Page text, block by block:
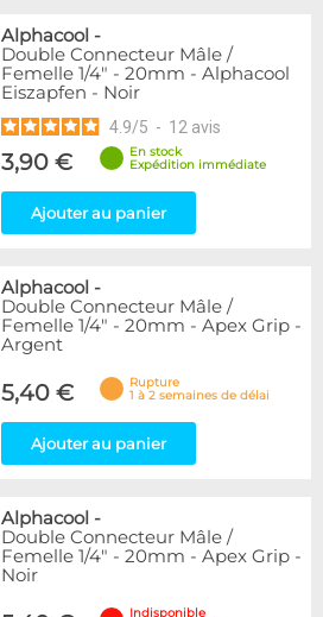
Alphacool -
Double Connecteur Mâle /
Femelle 1/4" - 20mm - Alphacool
Eiszapfen - Noir
4.9/5 - 12 avis
3,90 €
En stock
Expédition immédiate
Ajouter au panier
Alphacool -
Double Connecteur Mâle /
Femelle 1/4" - 20mm - Apex Grip -
Argent
5,40 €
Rupture
1 à 2 semaines de délai
Ajouter au panier
Alphacool -
Double Connecteur Mâle /
Femelle 1/4" - 20mm - Apex Grip -
Noir
Indisponible